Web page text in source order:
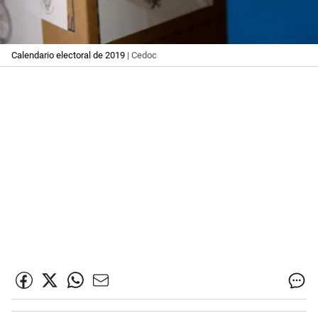
Calendario electoral de 2019 | Cedoc